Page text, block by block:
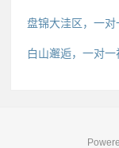
盘锦大洼区，一
白山邂逅，一对一